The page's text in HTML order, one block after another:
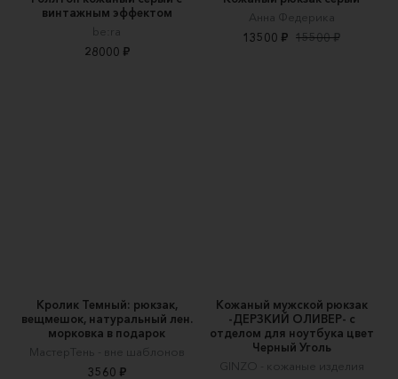
винтажным эффектом
be:ra
28000 ₽
Анна Федерика
13500 ₽ 15500 ₽
Кролик Темный: рюкзак,
вещмешок, натуральный лен.
морковка в подарок
МастерТень - вне шаблонов
3560 ₽
Кожаный мужской рюкзак
-ДЕРЗКИЙ ОЛИВЕР- с
отделом для ноутбука цвет
Черный Уголь
GINZO - кожаные изделия